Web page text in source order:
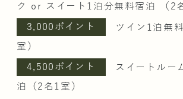
ク or スイート1泊分無料宿泊 （2
3,000ポイント
ツイン1泊無
室）
4,500ポイント
スイートルー
泊（2名1室）